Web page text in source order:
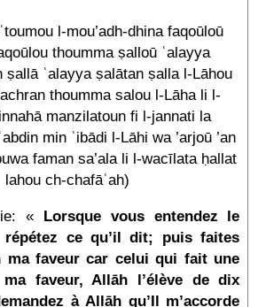
l-mou’adh-dhina faqoūloū
thoumma ṣalloū ʿalayya
ṣallā ʿalayya ṣalātan ṣalla l-Lāhou
thoumma salou l-Lāha li l-
manzilatoun fi l-jannati la
min ʿibādi l-Lāhi wa ’arjoū ’an
faman sa’ala li l-wacīlata ḥallat
lahou ch-chafāʿah)
« Lorsque vous entendez le
répétez ce qu’il dit; puis faites
ma faveur car celui qui fait une
faveur, Allāh l’élève de dix
à Allāh qu’Il m’accorde